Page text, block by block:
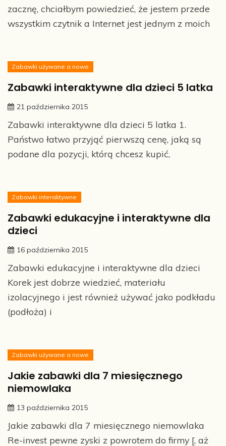
zacznę, chciałbym powiedzieć, że jestem przede
wszystkim czytnik a Internet jest jednym z moich
Zabawki używane a nowe
Zabawki interaktywne dla dzieci 5 latka
21 października 2015
Zabawki interaktywne dla dzieci 5 latka 1.
Państwo łatwo przyjąć pierwszą cenę, jaką są
podane dla pozycji, którą chcesz kupić,
Zabawki interaktywne
Zabawki edukacyjne i interaktywne dla
dzieci
16 października 2015
Zabawki edukacyjne i interaktywne dla dzieci
Korek jest dobrze wiedzieć, materiału
izolacyjnego i jest również używać jako podkładu
(podłoża) i
Zabawki używane a nowe
Jakie zabawki dla 7 miesięcznego
niemowlaka
13 października 2015
Jakie zabawki dla 7 miesięcznego niemowlaka
Re-invest pewne zyski z powrotem do firmy [, aż